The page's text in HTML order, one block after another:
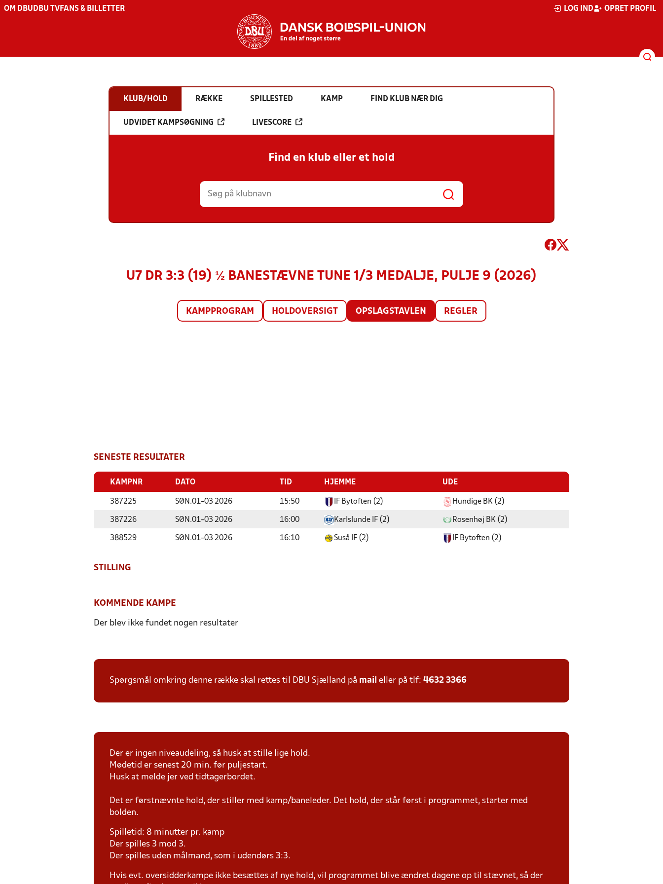
OM DBU DBU TV FANS & BILLETTER LOG IND OPRET PROFIL
KLUB/HOLD RÆKKE SPILLESTED KAMP FIND KLUB NÆR DIG
UDVIDET KAMPSØGNING LIVESCORE
Find en klub eller et hold
U7 DR 3:3 (19) ½ BANESTÆVNE TUNE 1/3 MEDALJE, PULJE 9 (2026)
KAMPPROGRAM HOLDOVERSIGT OPSLAGSTAVLEN REGLER
SENESTE RESULTATER
KAMPNR DATO TID HJEMME UDE
387225 SØN.01-03 2026 15:50 IF Bytoften (2) Hundige BK (2)
387226 SØN.01-03 2026 16:00 Karlslunde IF (2) Rosenhøj BK (2)
388529 SØN.01-03 2026 16:10 Suså IF (2) IF Bytoften (2)
STILLING
KOMMENDE KAMPE
Der blev ikke fundet nogen resultater
Spørgsmål omkring denne række skal rettes til DBU Sjælland på mail eller på tlf: 4632 3366
Der er ingen niveaudeling, så husk at stille lige hold.
Mødetid er senest 20 min. før puljestart.
Husk at melde jer ved tidtagerbordet.
Det er førstnævnte hold, der stiller med kamp/baneleder. Det hold, der står først i programmet, starter med
bolden.
Spilletid: 8 minutter pr. kamp
Der spilles 3 mod 3.
Der spilles uden målmand, som i udendørs 3:3.
Hvis evt. oversidderkampe ikke besættes af nye hold, vil programmet blive ændret dagene op til stævnet, så der